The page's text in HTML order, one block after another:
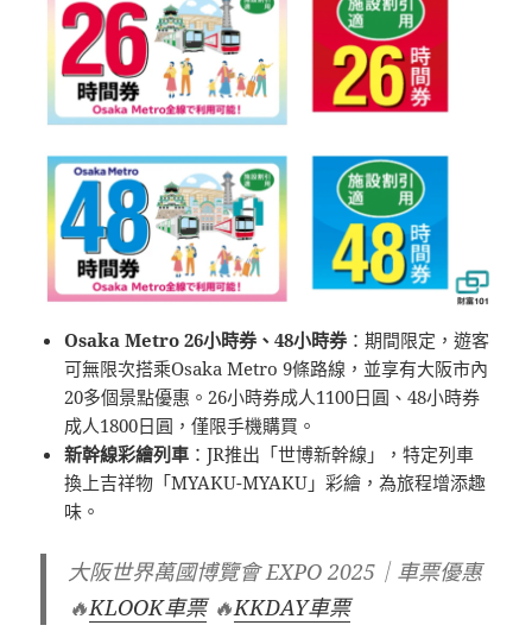
Osaka Metro 26小時券、48小時券：期間限定，遊客
可無限次搭乘Osaka Metro 9條路線，並享有大阪市內
20多個景點優惠。26小時券成人1100日圓、48小時券
成人1800日圓，僅限手機購買。
新幹線彩繪列車 ：JR推出「世博新幹線」，特定列車
換上吉祥物「MYAKU-MYAKU」彩繪，為旅程增添趣
味。
大阪世界萬國博覽會 EXPO 2025｜車票優惠
🔥KLOOK車票🔥KKDAY車票